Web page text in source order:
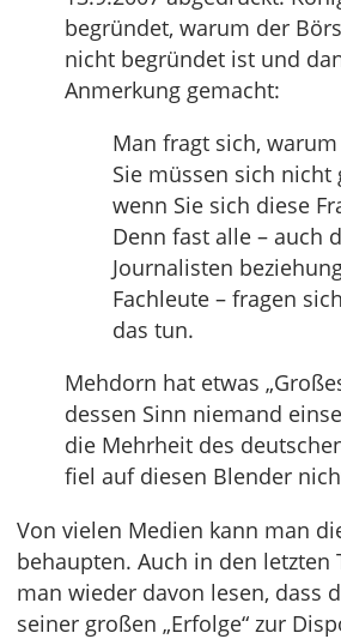
begründet, warum der
nicht begründet ist und
Anmerkung gemacht:
Man fragt sich,
Sie müssen sich nicht
wenn Sie sich diese
Denn fast alle – auch
Journalisten
Fachleute – fragen
das tun.
Mehdorn hat etwas
dessen Sinn niemand
die Mehrheit des
fiel auf diesen Blender
Von vielen Medien kann man
behaupten. Auch in den letzten
man wieder davon lesen, dass
seiner großen „Erfolge“ zur